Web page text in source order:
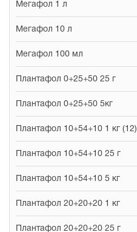
Мегафол 1 л
Мегафол 10 л
Мегафол 100 мл
Плантафол 0+25+50 25 г
Плантафол 0+25+50 5кг
Плантафол 10+54+10 1 кг (12)
Плантафол 10+54+10 25 г
Плантафол 10+54+10 5 кг
Плантафол 20+20+20 1 кг
Плантафол 20+20+20 25 г